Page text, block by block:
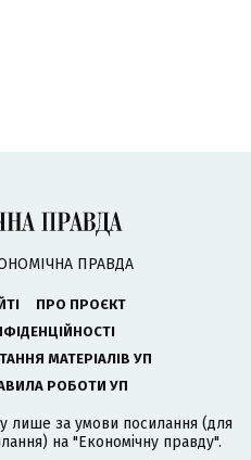
ПРАВДА
ПРО ПРОЄКТ
МАТЕРІАЛІВ УП
РОБОТИ УП
лише за умови посилання (для
на "Економічну правду".